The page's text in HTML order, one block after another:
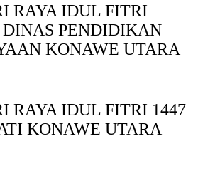
RAYA IDUL FITRI
DINAS PENDIDIKAN
KONAWE UTARA
RAYA IDUL FITRI 1447
KONAWE UTARA